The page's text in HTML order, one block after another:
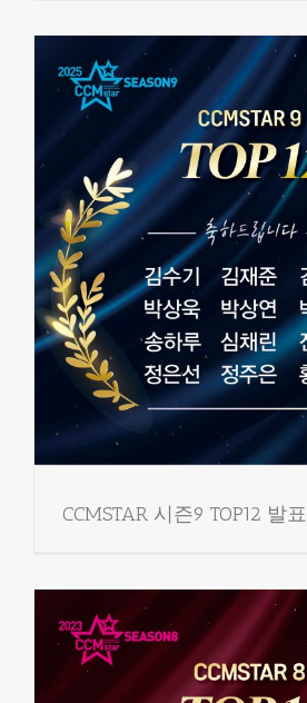
CCMSTAR 시즌9 TOP12 발표